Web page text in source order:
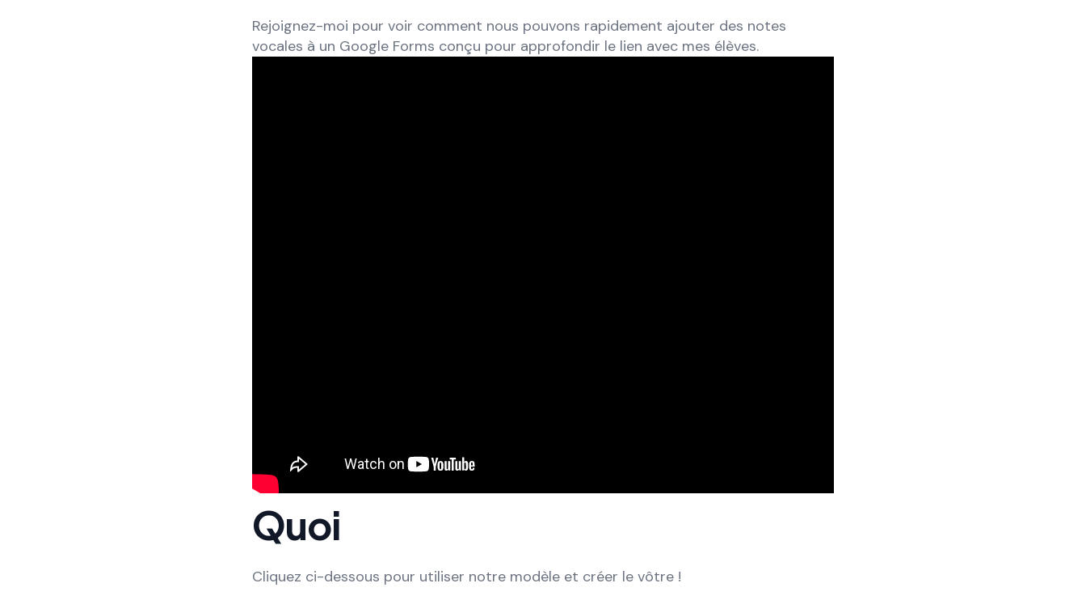
Rejoignez-moi pour voir comment nous pouvons rapidement ajouter des notes
vocales à un Google Forms conçu pour approfondir le lien avec mes élèves.
Quoi
Cliquez ci-dessous pour utiliser notre modèle et créer le vôtre !